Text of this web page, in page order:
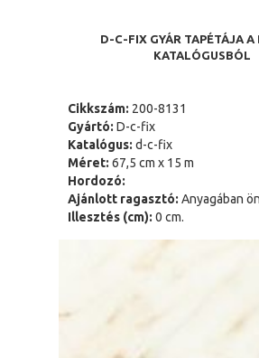
D-C-FIX GYÁR TAPÉTÁJA
KATALÓGUSBÓL
Cikkszám: 200-8131
Gyártó: D-c-fix
Katalógus: d-c-fix
Méret: 67,5 cm x 15 m
Hordozó:
Ajánlott ragasztó: Anyagában
Illesztés (cm): 0 cm.